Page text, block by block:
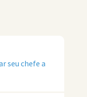
seu chefe a